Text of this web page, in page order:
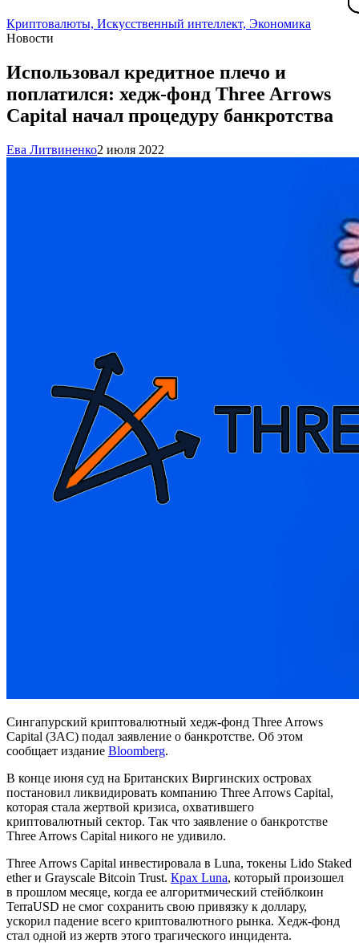
Криптовалюты, Искусственный интеллект, Экономика
Новости
Использовал кредитное плечо и
поплатился: хедж-фонд Three Arrows
Capital начал процедуру банкротства
Ева Литвиненко2 июля 2022
Сингапурский криптовалютный хедж-фонд Three Arrows
Capital (3AC) подал заявление о банкротстве. Об этом
сообщает издание Bloomberg.
В конце июня суд на Британских Виргинских островах
постановил ликвидировать компанию Three Arrows Capital,
которая стала жертвой кризиса, охватившего
криптовалютный сектор. Так что заявление о банкротстве
Three Arrows Capital никого не удивило.
Three Arrows Capital инвестировала в Luna, токены Lido Staked
ether и Grayscale Bitcoin Trust. Крах Luna, который произошел
в прошлом месяце, когда ее алгоритмический стейблкоин
TerraUSD не смог сохранить свою привязку к доллару,
ускорил падение всего криптовалютного рынка. Хедж-фонд
стал одной из жертв этого трагического инцидента.